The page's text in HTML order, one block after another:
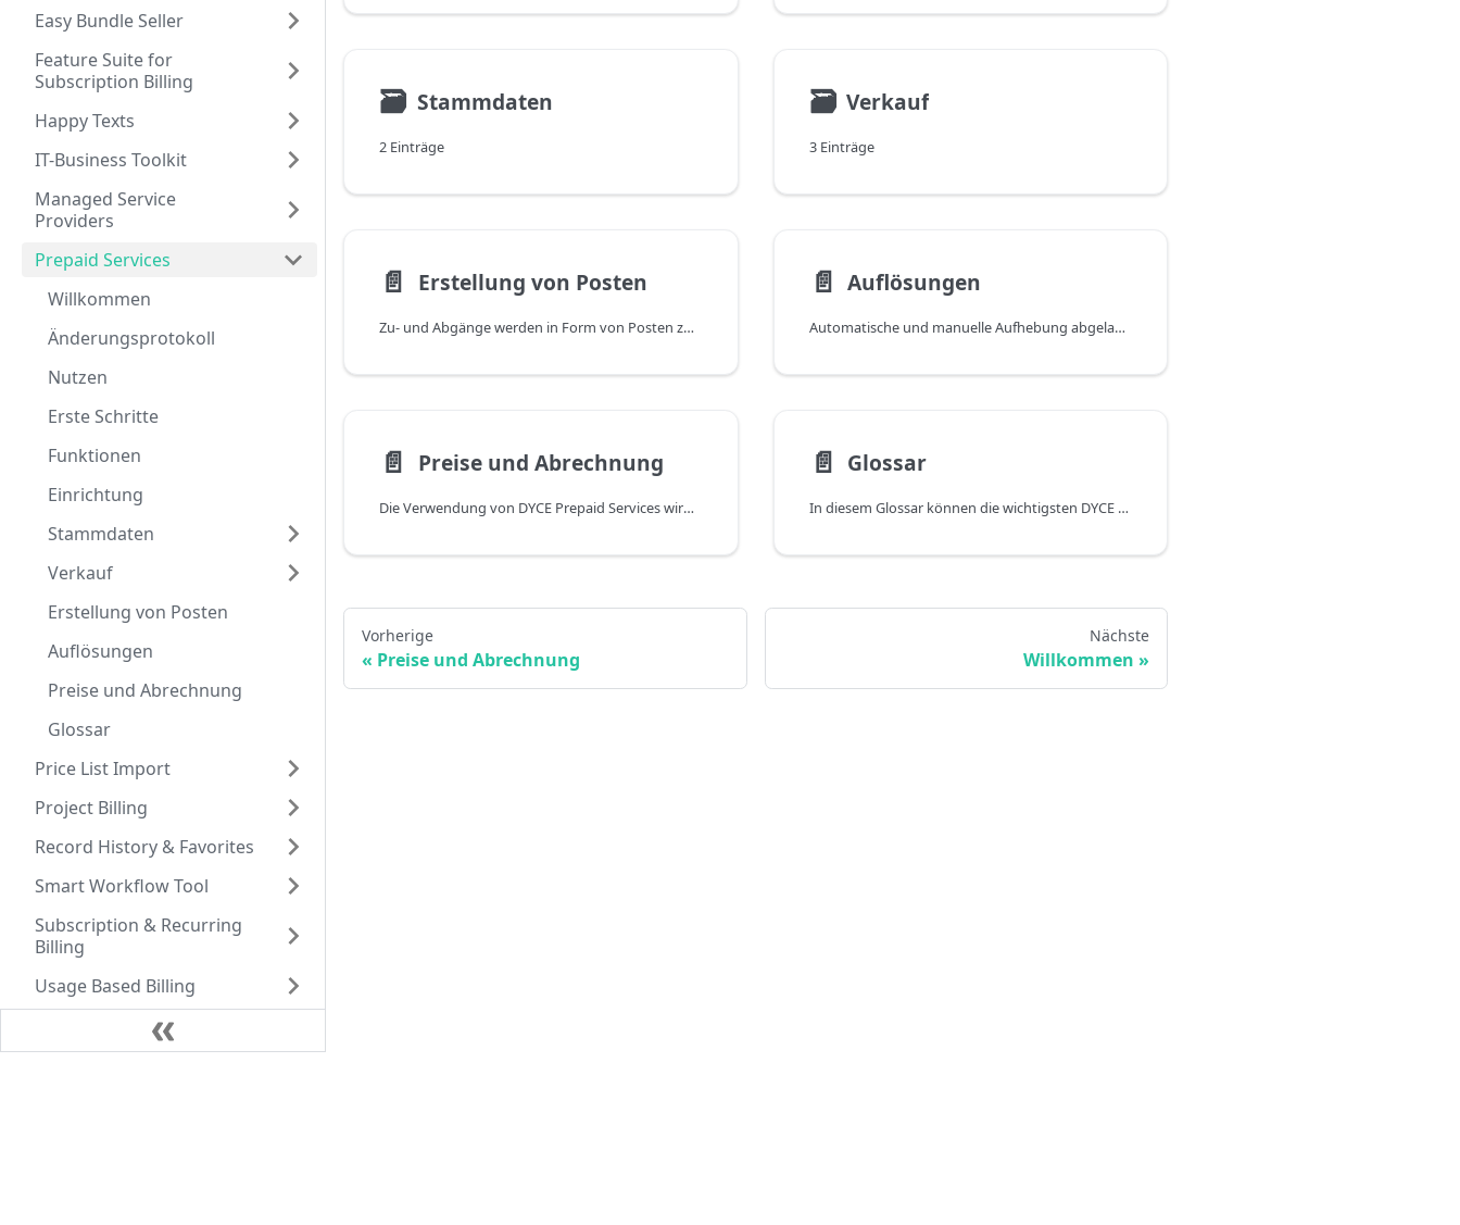
Easy Bundle Seller
Feature Suite for
Subscription Billing
Happy Texts
IT-Business Toolkit
Managed Service
Providers
Prepaid Services
Willkommen
Änderungsprotokoll
Nutzen
Erste Schritte
Funktionen
Einrichtung
Stammdaten
Verkauf
Erstellung von Posten
Auflösungen
Preise und Abrechnung
Glossar
Price List Import
Project Billing
Record History & Favorites
Smart Workflow Tool
Subscription & Recurring
Billing
Usage Based Billing
🗃 Stammdaten
2 Einträge
🗃 Verkauf
3 Einträge
📄️ Erstellung von Posten
Zu- und Abgänge werden in Form von Posten zu einer Vorausbezahlten Leistung dokumentiert. Diese Posten werden auf verschiedenen Wegen automatisch erstellt - zum einen durch die Buchung von Rechnungen für Zugänge und Verbräuche oder indem eine Auflösung für einen abgelaufenen Posten durchgeführt wird. Auch in Verbindung mit Gutschriften entstehen Posten. Unabhängig davon können Posten auch manuell erstellt werden.
📄️ Auflösungen
Automatische und manuelle Aufhebung abgelaufener Vorausbezahlter Leistungen
📄️ Preise und Abrechnung
Die Verwendung von DYCE Prepaid Services wird als monatliche Gebühr pro Benutzer abgerechnet, dem eine Business Central Lizenz (Full User, d.h. Essential oder Premium, nicht Team Member) zugewiesen ist. Zusätzlich wird einmalig pro Monat eine Basisgebühr in Rechnung gestellt. Vorab ist es aber möglich, den vollen Funktionsumfang zeitlich unbegrenzt zu testen. Dies gilt allerdings nur für Sandbox-Umgebungen für Business Central. Die Verwendung in einer Produktiv-Umgebung zieht automatisch eine Abrechnung nach sich. Die aktuellen Preise entnehmen Sie bitte der DYCE Webseite. Die Nutzung der optionalen Erweiterung DYCE Recurring Prepaid Services ist hingegen kostenlos. Unabhängig davon liegt der Preisfindung der Anspruch zugrunde, diese möglichst fair zu gestalten. Dazu gehört v.a. auch, nur den tatsächlichen Nutzen bzw. Mehrwert in Rechnung zu stellen.
📄️ Glossar
In diesem Glossar können die wichtigsten DYCE Begriffe nachgeschlagen werden.
Vorherige
Preise und Abrechnung
Nächste
Willkommen